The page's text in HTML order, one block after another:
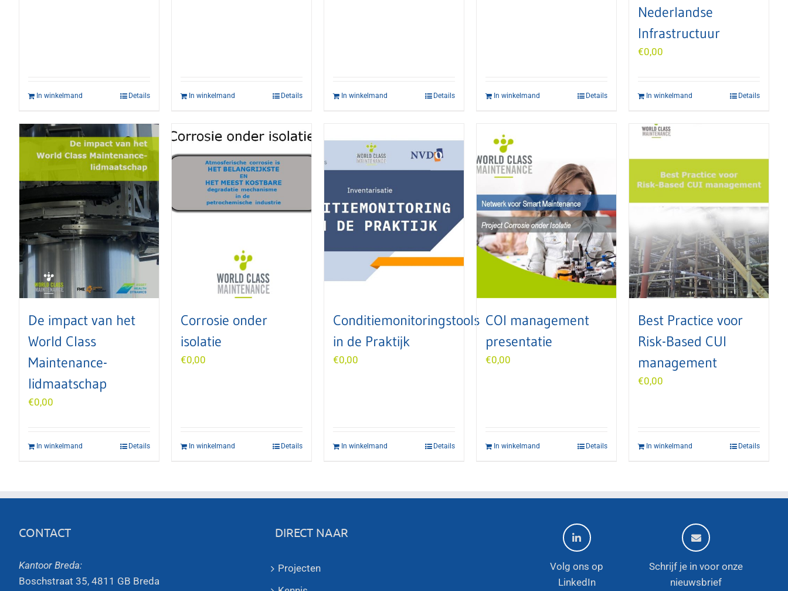
In winkelmand Details In winkelmand Details In winkelmand Details In winkelmand Details
Nederlandse
Infrastructuur
€0,00
In winkelmand Details
De impact van het
World Class
Maintenance-
lidmaatschap
€0,00
In winkelmand Details
Corrosie onder
isolatie
€0,00
In winkelmand Details
Conditiemonitoringstools
in de Praktijk
€0,00
In winkelmand Details
COI management
presentatie
€0,00
In winkelmand Details
Best Practice voor
Risk-Based CUI
management
€0,00
In winkelmand Details
CONTACT
Kantoor Breda:
Boschstraat 35, 4811 GB Breda
DIRECT NAAR
Projecten
Volg ons op
LinkedIn
Schrijf je in voor onze
nieuwsbrief